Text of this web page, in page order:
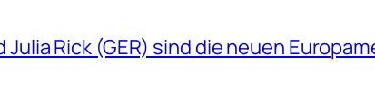
Julia Rick (GER) sind die neuen